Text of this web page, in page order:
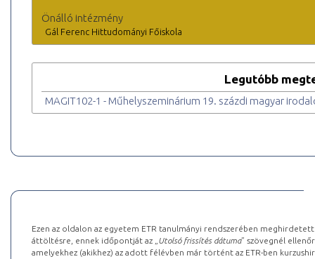
Önálló intézmény
Gál Ferenc Hittudományi Főiskola
Legutóbb
MAGIT102-1 - Műhelyszeminárium 19. százdi magyar
Ezen az oldalon az egyetem ETR tanulmányi rendszerében
áttöltésre, ennek időpontját az „ Utolsó frissítés dátuma” szövegnél
amelyekhez (akikhez) az adott félévben már történt az ETR-ben